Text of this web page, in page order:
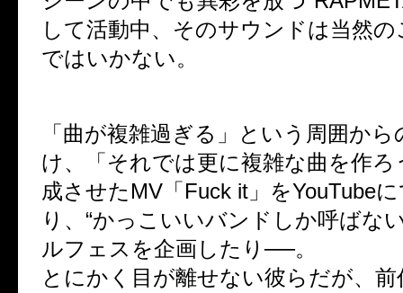
して活動中、そのサウンドは当然
ではいかない。
「曲が複雑過ぎる」という周囲か
け、「それでは更に複雑な曲を作ろ
成させたMV「Fuck it」をYouTube
り、“かっこいいバンドしか呼ばな
ルフェスを企画したり──。
とにかく目が離せない彼らだが、前